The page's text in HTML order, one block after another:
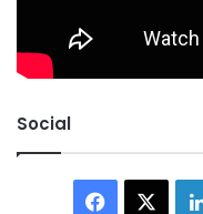
Social
Facebook